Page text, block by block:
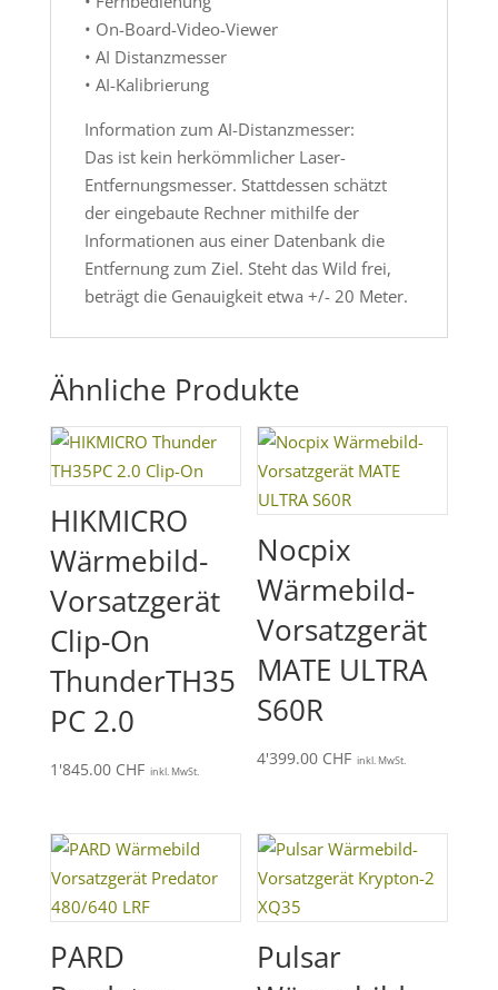
• On-Board-Video-Viewer
• AI Distanzmesser
• AI-Kalibrierung
Information zum AI-Distanzmesser:
Das ist kein herkömmlicher Laser-
Entfernungsmesser. Stattdessen schätzt
der eingebaute Rechner mithilfe der
Informationen aus einer Datenbank die
Entfernung zum Ziel. Steht das Wild frei,
beträgt die Genauigkeit etwa +/- 20 Meter.
Ähnliche Produkte
HIKMICRO
Wärmebild-
Vorsatzgerät
Clip-On
ThunderTH35
PC 2.0
1'845.00 CHF inkl. MwSt.
Nocpix
Wärmebild-
Vorsatzgerät
MATE ULTRA
S60R
4'399.00 CHF inkl. MwSt.
PARD
Pulsar